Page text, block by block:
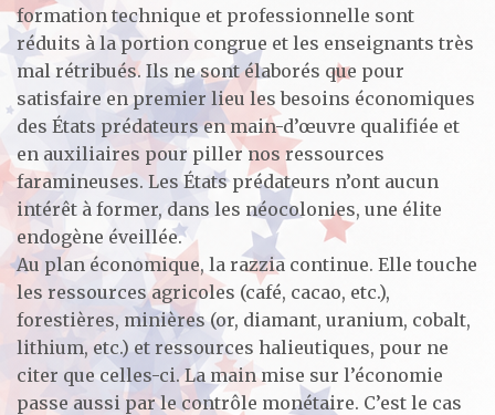
formation technique et professionnelle sont
réduits à la portion congrue et les enseignants très
mal rétribués. Ils ne sont élaborés que pour
satisfaire en premier lieu les besoins économiques
des États prédateurs en main-d’œuvre qualifiée et
en auxiliaires pour piller nos ressources
faramineuses. Les États prédateurs n’ont aucun
intérêt à former, dans les néocolonies, une élite
endogène éveillée.
Au plan économique, la razzia continue. Elle touche
les ressources agricoles (café, cacao, etc.),
forestières, minières (or, diamant, uranium, cobalt,
lithium, etc.) et ressources halieutiques, pour ne
citer que celles-ci. La main mise sur l’économie
passe aussi par le contrôle monétaire. C’est le cas